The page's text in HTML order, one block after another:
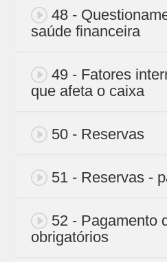
48 -
saúde financeira
49 - Fatores
que afeta o caixa
50 - Reservas
51 - Reservas -
52 - Pagamento
obrigatórios